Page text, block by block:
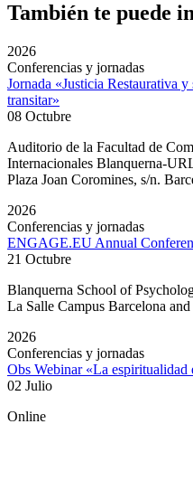
También te puede
2026
Conferencias y jornadas
Jornada «Justicia Restaurativa
transitar»
08 Octubre
Auditorio de la Facultad de
Internacionales Blanquerna-
Plaza Joan Coromines, s/n.
2026
Conferencias y jornadas
ENGAGE.EU Annual
21 Octubre
Blanquerna School of
La Salle Campus Barcelona
2026
Conferencias y jornadas
Obs Webinar «La espiritualidad
02 Julio
Online